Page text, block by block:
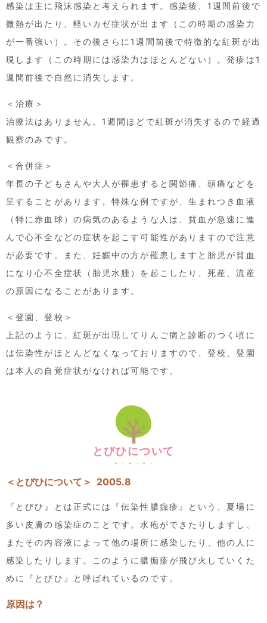
感染は主に飛沫感染と考えられます。感染後、1週間前後で
微熱が出たり、軽いカゼ症状が出ます（この時期の感染力
が一番強い）。その後さらに1週間前後で特徴的な紅斑が出
現します（この時期には感染力はほとんどない）。発疹は1
週間前後で自然に消失します。
＜治療＞
治療法はありません。1週間ほどで紅斑が消失するので経過
観察のみです。
＜合併症＞
年長の子どもさんや大人が罹患すると関節痛、頭痛などを
呈することがあります。特殊な例ですが、生まれつき血液
（特に赤血球）の病気のあるような人は、貧血が急速に進
んで心不全などの症状を起こす可能性がありますので注意
が必要です。また、妊娠中の方が罹患しますと胎児が貧血
になり心不全症状（胎児水腫）を起こしたり、死産、流産
の原因になることがあります。
＜登園、登校＞
上記のように、紅斑が出現してりんご病と診断のつく頃に
は伝染性がほとんどなくなっておりますので、登校、登園
は本人の自覚症状がなければ可能です。
とびひについて
＜とびひについて＞ 2005.8
『とびひ』とは正式には『伝染性膿痂疹』という、夏場に
多い皮膚の感染症のことです。水疱ができたりしますし、
またその内容液によって他の場所に感染したり、他の人に
感染したりします。このように膿痂疹が飛び火していくた
めに『とびひ』と呼ばれているのです。
原因は？